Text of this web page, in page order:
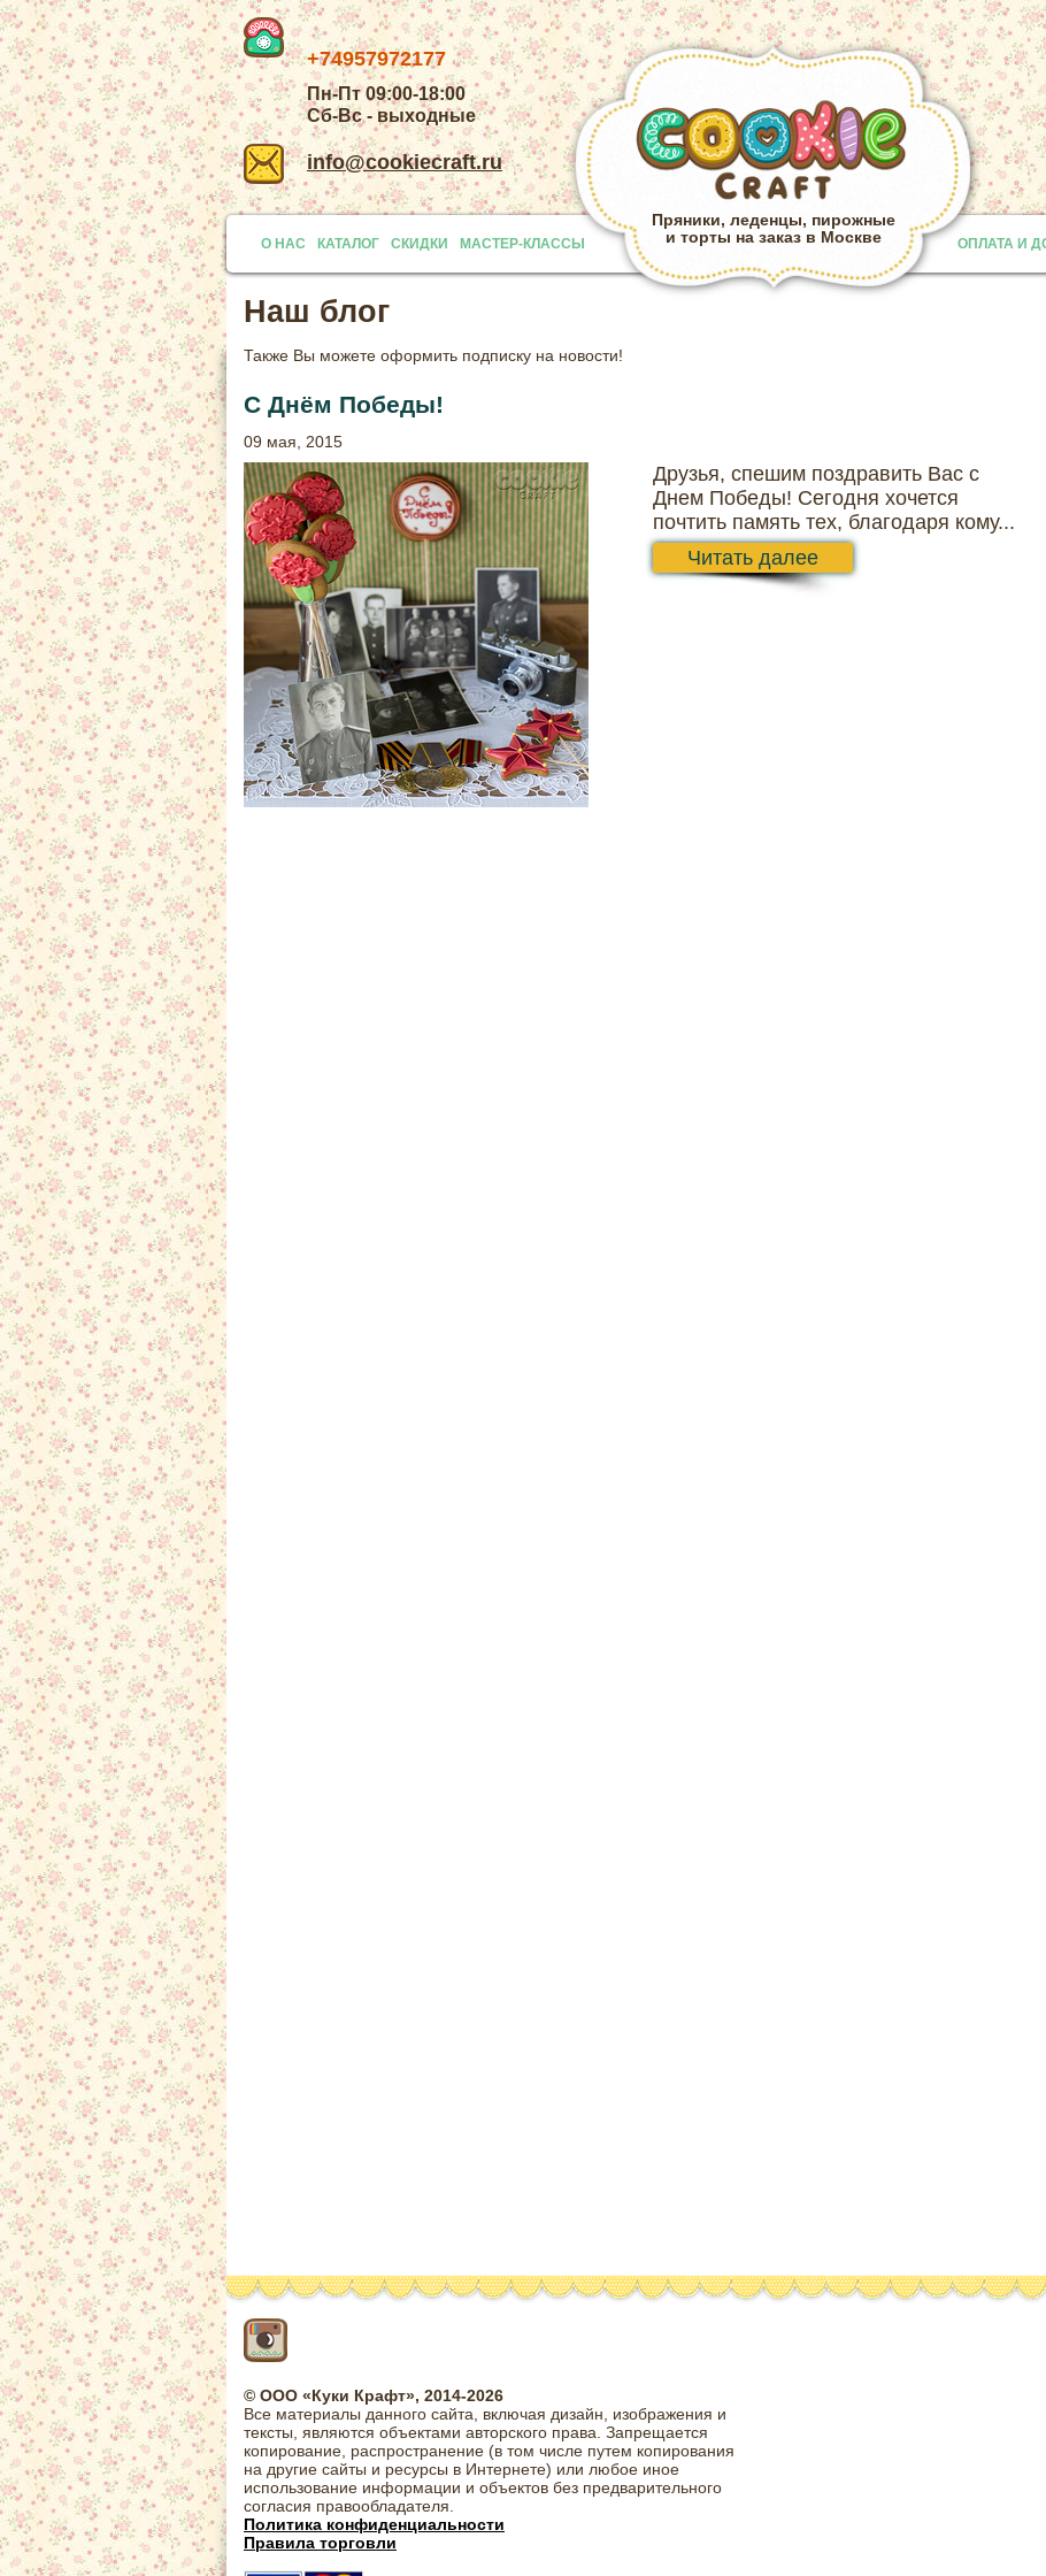
+74957972177
Пн-Пт 09:00-18:00
Сб-Вс - выходные
info@cookiecraft.ru
Пряники, леденцы, пирожные
и торты на заказ в Москве
О НАС КАТАЛОГ СКИДКИ МАСТЕР-КЛАССЫ ОПЛАТА И
Provided by
Наш блог
Также Вы можете оформить подписку на новости!
С Днём Победы!
09 мая, 2015
Друзья, спешим поздравить Вас с
Днем Победы! Сегодня хочется
почтить память тех, благодаря кому...
Читать далее
© ООО «Куки Крафт», 2014-2026
Все материалы данного сайта, включая дизайн, изображения и
тексты, являются объектами авторского права. Запрещается
копирование, распространение (в том числе путем копирования
на другие сайты и ресурсы в Интернете) или любое иное
использование информации и объектов без предварительного
согласия правообладателя.
Политика конфиденциальности
Правила торговли